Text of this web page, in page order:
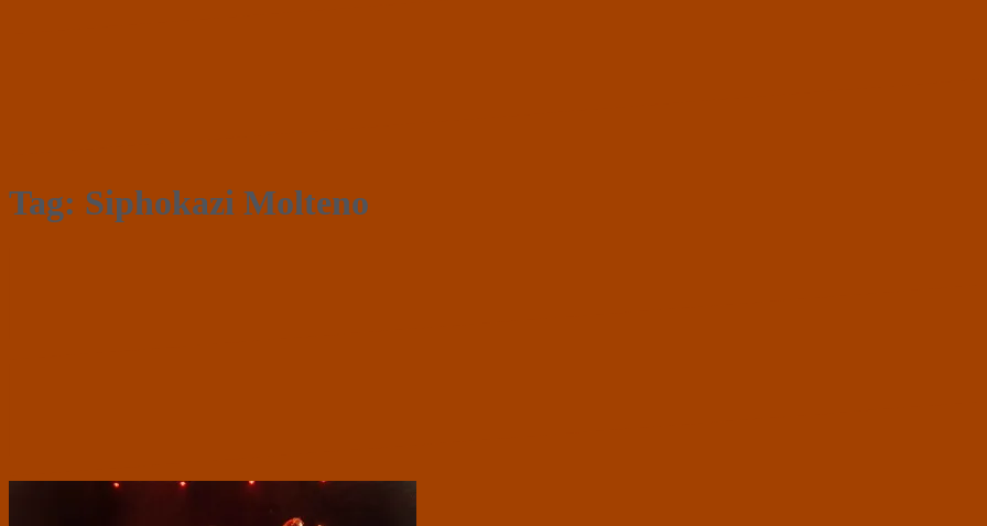
Tag: Siphokazi Molteno